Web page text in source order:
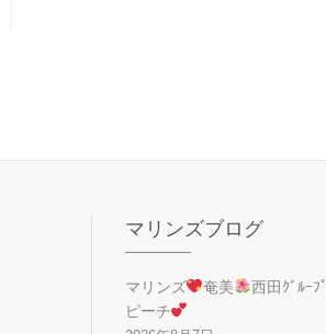
マリンズブログ
マリンズ 奄美 西田ｸﾞﾙｰﾌﾟ
ピーチ